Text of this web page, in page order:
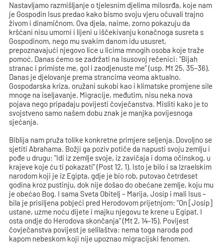
Nastavljamo razmišljanje o tjelesnim djelima milosrđa, koje nam
je Gospodin Isus predao kako bismo svoju vjeru očuvali trajno
živom i dinamičnom. Ova djela, naime, zorno pokazuju da
kršćani nisu umorni i lijeni u iščekivanju konačnoga susreta s
Gospodinom, nego mu svakim danom idu ususret,
prepoznavajući njegovo lice u licima mnogih osoba koje traže
pomoć. Danas ćemo se zadržati na Isusovoj rečenici: "Bijah
stranac i primiste me, gol i zaodjenuste me" (usp. Mt 25, 35–36).
Danas je djelovanje prema strancima veoma aktualno.
Gospodarska kriza, oružani sukobi kao i klimatske promjene sile
mnoge na iseljavanje. Migracije, međutim, nisu neka nova
pojava nego pripadaju povijesti čovječanstva. Misliti kako je to
svojstveno samo našem dobu znak je manjka povijesnoga
sjećanja.
Biblija nam pruža tolike konkretne primjere seljenja. Dovoljno se
sjetiti Abrahama. Božji ga poziv potiče da napusti svoju zemlju i
pođe u drugu: "Idi iz zemlje svoje, iz zavičaja i doma očinskog, u
krajeve koje ću ti pokazati" (Post 12, 1). Isto je bilo i sa Izraelskim
narodom koji je iz Egipta, gdje je bio rob, putovao četrdeset
godina kroz pustinju, dok nije došao do obećane zemlje, koju mu
je obećao Bog. I sama Sveta Obitelj – Marija, Josip i mali Isus –
bila je prisiljena pobjeći pred Herodovom prijetnjom: "On [Josip]
ustane, uzme noću dijete i majku njegovu te krene u Egipat. I
osta ondje do Herodova skončanja" (Mt 2, 14-15). Povijest
čovječanstva povijest je selilaštva: nema toga naroda pod
kapom nebeskom koji nije upoznao migracijski fenomen.